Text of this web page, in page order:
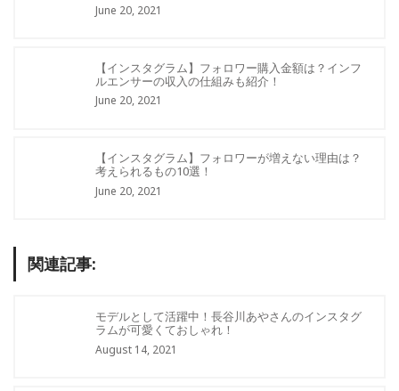
June 20, 2021
【インスタグラム】フォロワー購入金額は？インフ
ルエンサーの収入の仕組みも紹介！
June 20, 2021
【インスタグラム】フォロワーが増えない理由は？
考えられるもの10選！
June 20, 2021
関連記事:
モデルとして活躍中！長谷川あやさんのインスタグ
ラムが可愛くておしゃれ！
August 14, 2021